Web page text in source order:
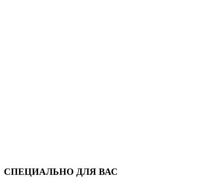
СПЕЦИАЛЬНО ДЛЯ ВАС